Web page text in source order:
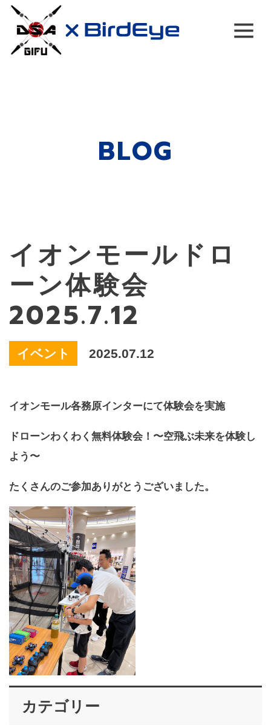
Main Navigation
BLOG
イオンモールドロ
ーン体験会
2025.7.12
イベント 2025.07.12
イオンモール各務原インターにて体験会を実施
ドローンわくわく無料体験会！〜空飛ぶ未来を体験し
よう〜
たくさんのご参加ありがとうございました。
カテゴリー